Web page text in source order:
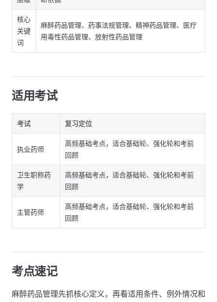
核心
关键
词
麻醉药品管理、药事法规管理、精神药品管理、医疗
用毒性药品管理、放射性药品管理
适用考试
考试 复习定位
执业药师
高频基础考点，适合基础轮、强化轮和考前
回顾
卫生职称药
学
高频基础考点，适合基础轮、强化轮和考前
回顾
主管药师
高频基础考点，适合基础轮、强化轮和考前
回顾
考点速记
麻醉药品管理先抓核心定义，再看适用条件、例外情况和